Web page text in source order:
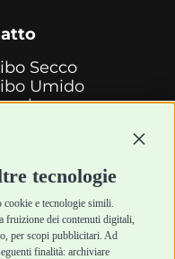
tecnologie
cookie e tecnologie simili.
fruizione dei contenuti digitali,
per scopi pubblicitari. Ad
finalità: archiviare
Secco
Umido
e
e Pulizia
Quality